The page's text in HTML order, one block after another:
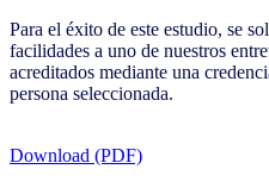
Para el éxito de este estudio, se
facilidades a uno de nuestros
acreditados mediante una
persona seleccionada.
Download (PDF)